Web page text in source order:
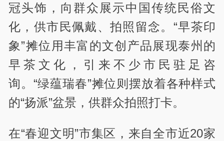
冠头饰，向群众展示中国传统民俗文
化，供市民佩戴、拍照留念。“早茶印
象”摊位用丰富的文创产品展现泰州的
早茶文化，引来不少市民驻足咨
询。“绿蕴瑞春”摊位则摆放着各种样式
的“扬派”盆景，供群众拍照打卡。
在“春迎文明”市集区，来自全市近20家